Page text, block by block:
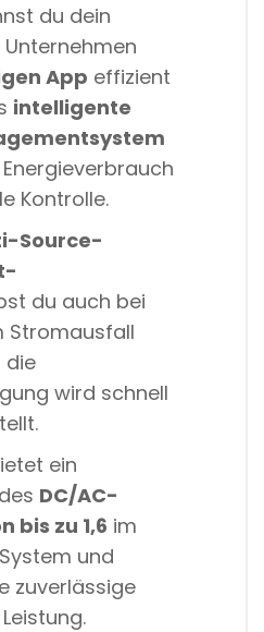
du dein
App effizient
intelligente
Kontrolle.
Source-
du auch bei
Stromausfall
die
wird schnell
ein
DC/AC-
bis zu 1,6 im
und
zuverlässige